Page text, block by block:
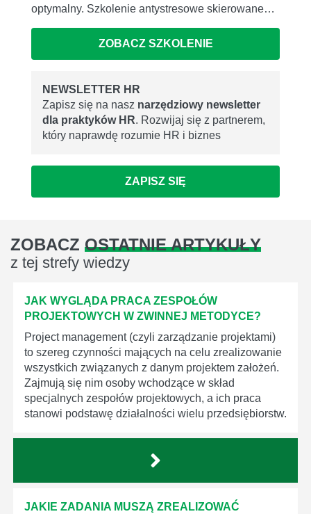
optymalny. Szkolenie antystresowe skierowane…
ZOBACZ SZKOLENIE
NEWSLETTER HR
Zapisz się na nasz narzędziowy newsletter
dla praktyków HR. Rozwijaj się z partnerem,
który naprawdę rozumie HR i biznes
ZAPISZ SIĘ
ZOBACZ OSTATNIE ARTYKUŁY
z tej strefy wiedzy
JAK WYGLĄDA PRACA ZESPOŁÓW
PROJEKTOWYCH W ZWINNEJ METODYCE?
Project management (czyli zarządzanie projektami)
to szereg czynności mających na celu zrealizowanie
wszystkich związanych z danym projektem założeń.
Zajmują się nim osoby wchodzące w skład
specjalnych zespołów projektowych, a ich praca
stanowi podstawę działalności wielu przedsiębiorstw.
JAKIE ZADANIA MUSZĄ ZREALIZOWAĆ